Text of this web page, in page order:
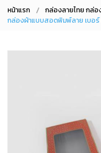
หน้าแรก
กล่องลายไทย กล่อ
กล่องผ้าแบบสอดพิมพ์ลาย เบอร์